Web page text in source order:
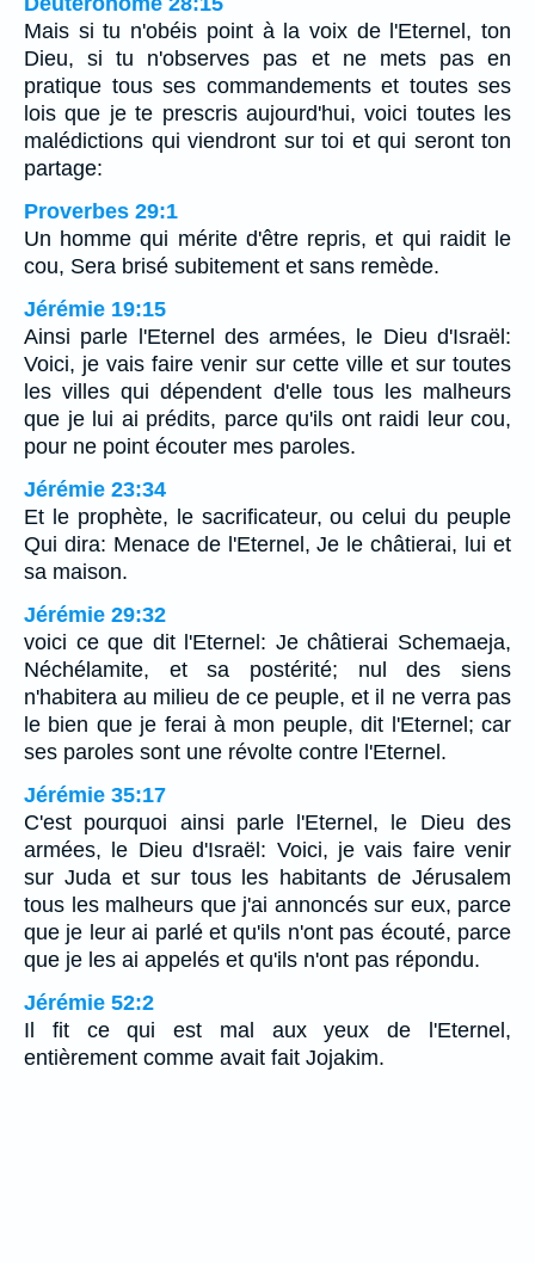
Mais si tu n'obéis point à la voix de l'Eternel, ton
Dieu, si tu n'observes pas et ne mets pas en
pratique tous ses commandements et toutes ses
lois que je te prescris aujourd'hui, voici toutes les
malédictions qui viendront sur toi et qui seront ton
partage:
Proverbes 29:1
Un homme qui mérite d'être repris, et qui raidit le
cou, Sera brisé subitement et sans remède.
Jérémie 19:15
Ainsi parle l'Eternel des armées, le Dieu d'Israël:
Voici, je vais faire venir sur cette ville et sur toutes
les villes qui dépendent d'elle tous les malheurs
que je lui ai prédits, parce qu'ils ont raidi leur cou,
pour ne point écouter mes paroles.
Jérémie 23:34
Et le prophète, le sacrificateur, ou celui du peuple
Qui dira: Menace de l'Eternel, Je le châtierai, lui et
sa maison.
Jérémie 29:32
voici ce que dit l'Eternel: Je châtierai Schemaeja,
Néchélamite, et sa postérité; nul des siens
n'habitera au milieu de ce peuple, et il ne verra pas
le bien que je ferai à mon peuple, dit l'Eternel; car
ses paroles sont une révolte contre l'Eternel.
Jérémie 35:17
C'est pourquoi ainsi parle l'Eternel, le Dieu des
armées, le Dieu d'Israël: Voici, je vais faire venir
sur Juda et sur tous les habitants de Jérusalem
tous les malheurs que j'ai annoncés sur eux, parce
que je leur ai parlé et qu'ils n'ont pas écouté, parce
que je les ai appelés et qu'ils n'ont pas répondu.
Jérémie 52:2
Il fit ce qui est mal aux yeux de l'Eternel,
entièrement comme avait fait Jojakim.